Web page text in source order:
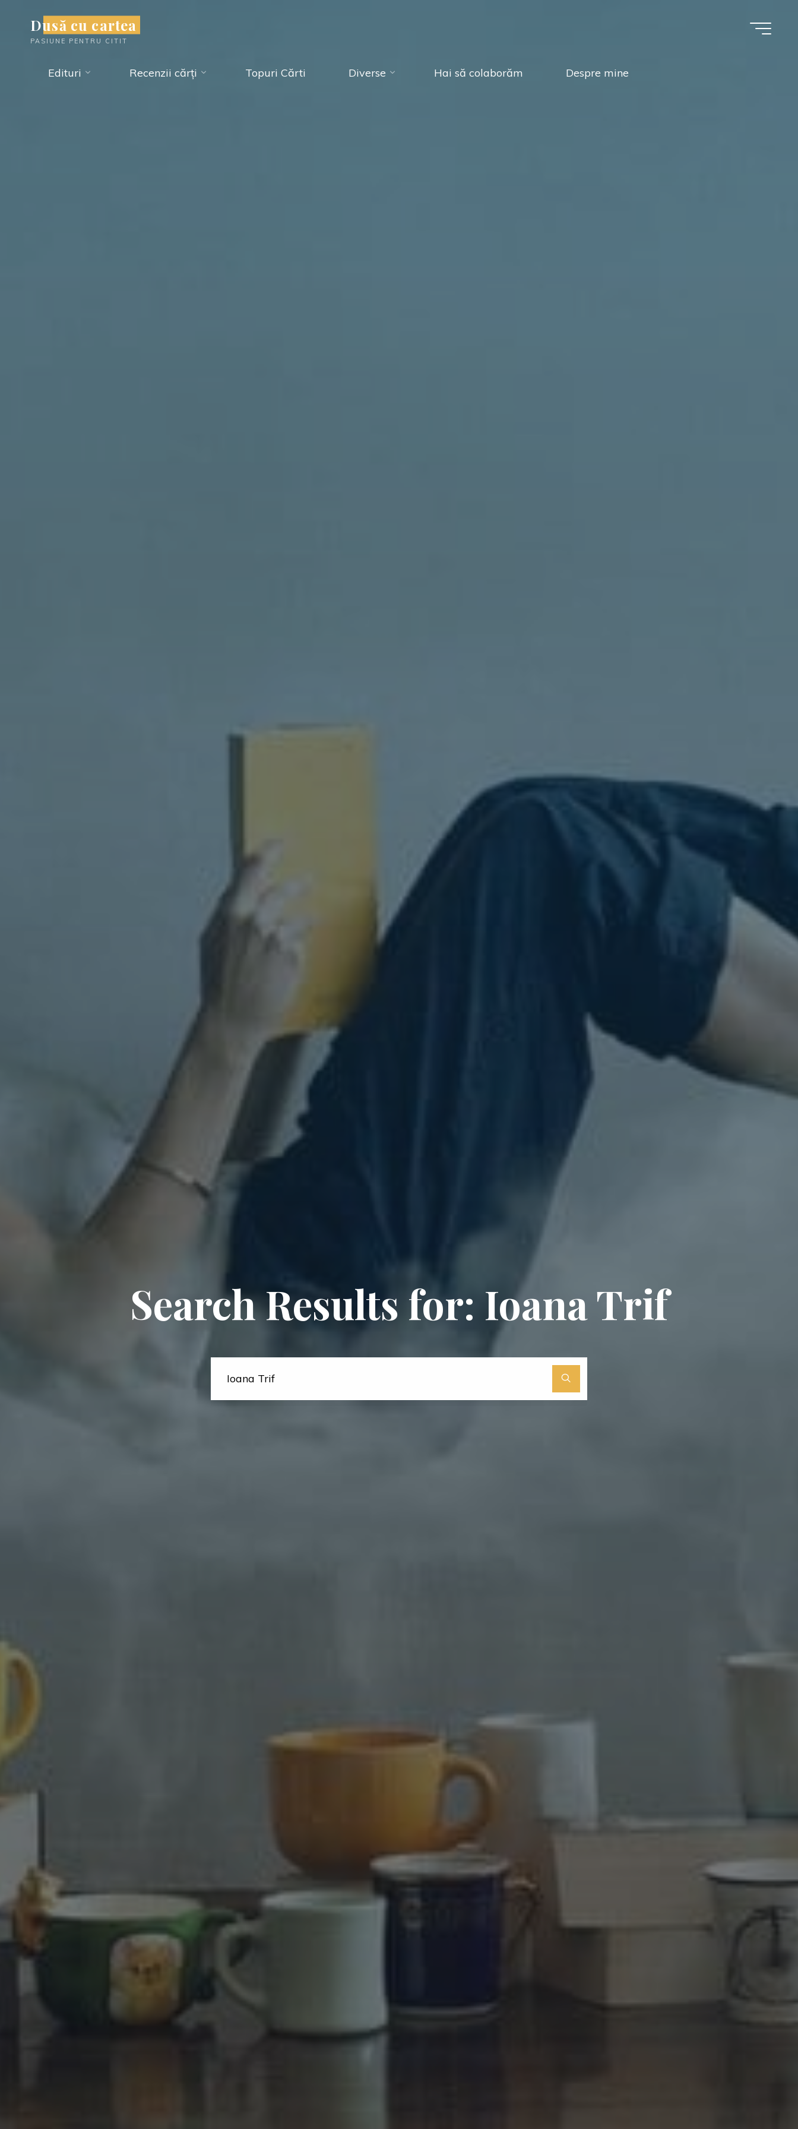
content
Dusă cu cartea
PASIUNE PENTRU CITIT
Edituri Recenzii cărți Topuri Cărti Diverse Hai să colaborăm Despre mine
Search Results for: Ioana Trif